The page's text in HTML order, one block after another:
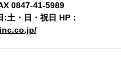
0847-41-5989
土・日・祝日 HP：